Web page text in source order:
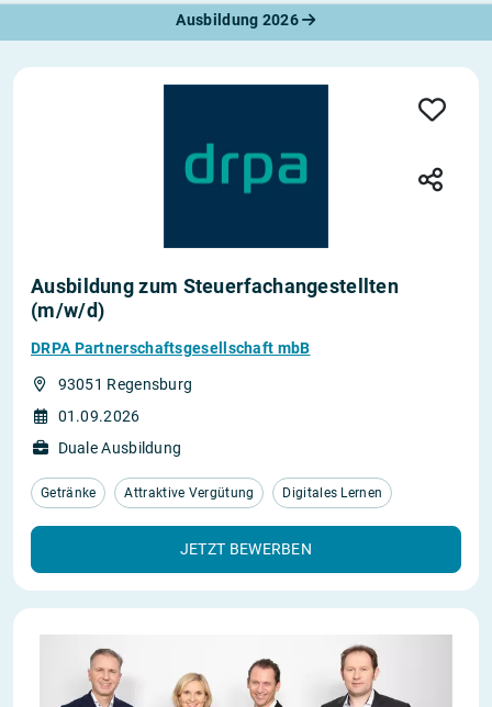
Ausbildung 2026
Ausbildung zum Steuerfachangestellten
(m/w/d)
DRPA Partnerschaftsgesellschaft mbB
93051 Regensburg
01.09.2026
Duale Ausbildung
Getränke Attraktive Vergütung Digitales Lernen
JETZT BEWERBEN